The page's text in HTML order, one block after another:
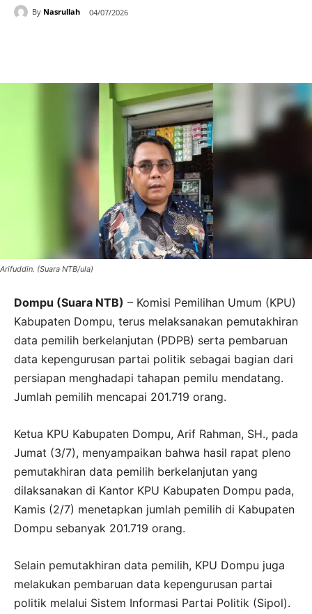
By Nasrullah 04/07/2026
Arifuddin. (Suara NTB/ula)
Dompu (Suara NTB) – Komisi Pemilihan Umum (KPU)
Kabupaten Dompu, terus melaksanakan pemutakhiran
data pemilih berkelanjutan (PDPB) serta pembaruan
data kepengurusan partai politik sebagai bagian dari
persiapan menghadapi tahapan pemilu mendatang.
Jumlah pemilih mencapai 201.719 orang.
Ketua KPU Kabupaten Dompu, Arif Rahman, SH., pada
Jumat (3/7), menyampaikan bahwa hasil rapat pleno
pemutakhiran data pemilih berkelanjutan yang
dilaksanakan di Kantor KPU Kabupaten Dompu pada,
Kamis (2/7) menetapkan jumlah pemilih di Kabupaten
Dompu sebanyak 201.719 orang.
Selain pemutakhiran data pemilih, KPU Dompu juga
melakukan pembaruan data kepengurusan partai
politik melalui Sistem Informasi Partai Politik (Sipol).